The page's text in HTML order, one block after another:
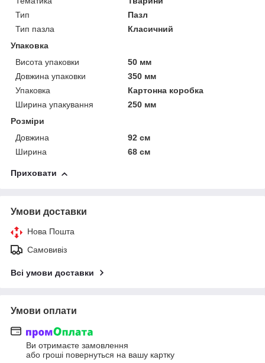
Тип
Пазл
Тип пазла
Класичний
Упаковка
Висота упаковки
50 мм
Довжина упаковки
350 мм
Упаковка
Картонна коробка
Ширина упакування
250 мм
Розміри
Довжина
92 см
Ширина
68 см
Приховати
Умови доставки
Нова Пошта
Самовивіз
Всі умови доставки
Умови оплати
Ви отримаєте замовлення
або гроші повернуться на вашу картку